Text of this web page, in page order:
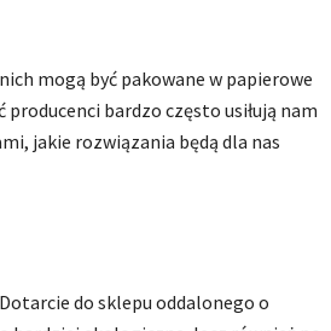
mogą być pakowane w papierowe
bardzo często usiłują nam
jakie rozwiązania będą dla nas
do sklepu oddalonego o